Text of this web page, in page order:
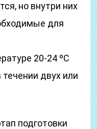
но внутри них
для
20-24 ºС
двух или
подготовки